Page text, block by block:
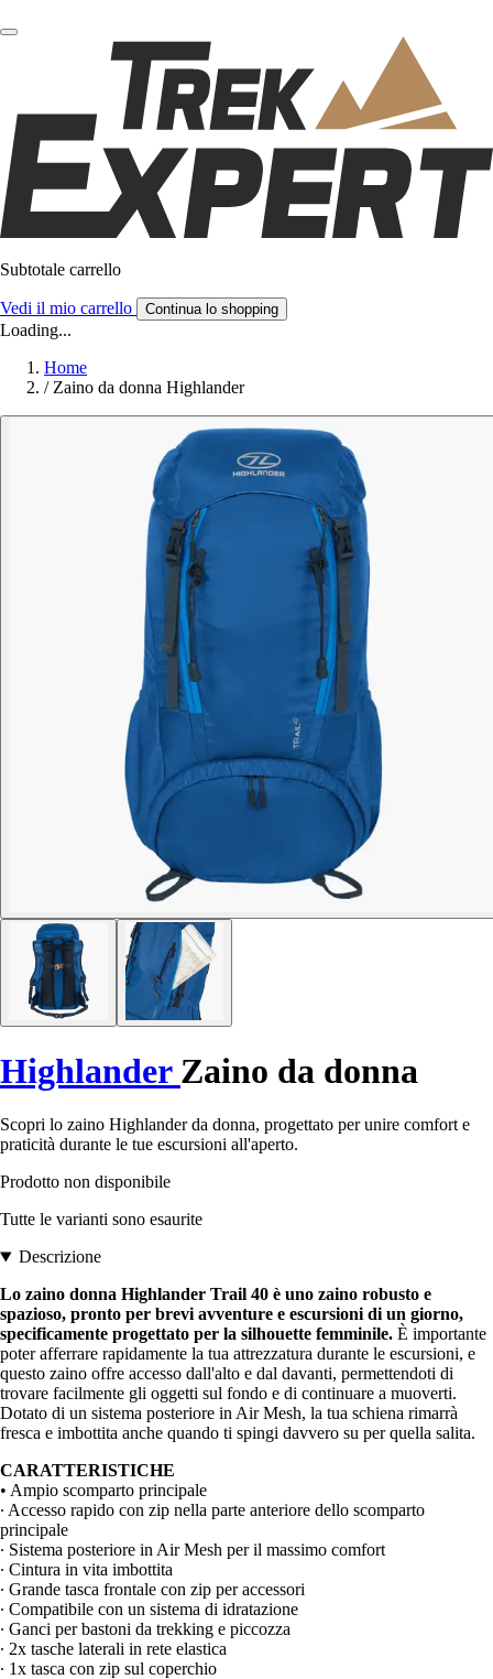
Subtotale carrello
Vedi il mio carrello Continua lo shopping
Loading...
Home
/ Zaino da donna Highlander
Highlander Zaino da donna
Scopri lo zaino Highlander da donna, progettato per unire comfort e
praticità durante le tue escursioni all'aperto.
Prodotto non disponibile
Tutte le varianti sono esaurite
Descrizione
Lo zaino donna Highlander Trail 40 è uno zaino robusto e
spazioso, pronto per brevi avventure e escursioni di un giorno,
specificamente progettato per la silhouette femminile. È importante
poter afferrare rapidamente la tua attrezzatura durante le escursioni, e
questo zaino offre accesso dall'alto e dal davanti, permettendoti di
trovare facilmente gli oggetti sul fondo e di continuare a muoverti.
Dotato di un sistema posteriore in Air Mesh, la tua schiena rimarrà
fresca e imbottita anche quando ti spingi davvero su per quella salita.
CARATTERISTICHE
• Ampio scomparto principale
∙ Accesso rapido con zip nella parte anteriore dello scomparto
principale
∙ Sistema posteriore in Air Mesh per il massimo comfort
∙ Cintura in vita imbottita
∙ Grande tasca frontale con zip per accessori
∙ Compatibile con un sistema di idratazione
∙ Ganci per bastoni da trekking e piccozza
∙ 2x tasche laterali in rete elastica
∙ 1x tasca con zip sul coperchio